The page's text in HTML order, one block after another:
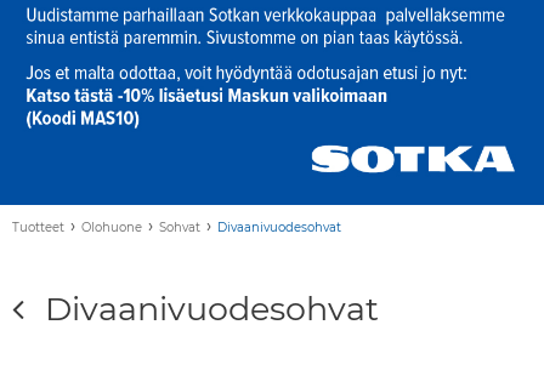
Tuotteet › Olohuone › Sohvat › Divaanivuodesohvat
Divaanivuodesohvat